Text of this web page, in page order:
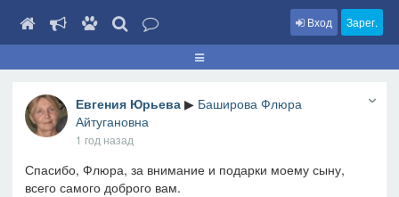
Вход Зарег.
Евгения Юрьева ▶ Баширова Флюра
Айтугановна
1 год назад
Спасибо, Флюра, за внимание и подарки моему сыну,
всего самого доброго вам.